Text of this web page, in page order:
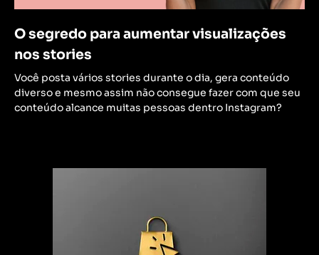
O segredo para aumentar visualizações
nos stories
Você posta vários stories durante o dia, gera conteúdo
diverso e mesmo assim não consegue fazer com que seu
conteúdo alcance muitas pessoas dentro Instagram?